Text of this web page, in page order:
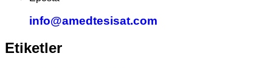
info@amedtesisat.com
Etiketler